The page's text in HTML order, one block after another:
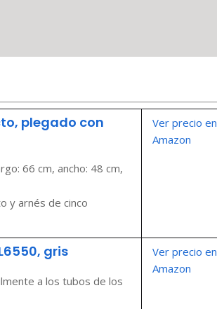
plegado con
66 cm, ancho: 48 cm,
y arnés de cinco
Ver precio en
Amazon
gris
a los tubos de los
Ver precio en
Amazon